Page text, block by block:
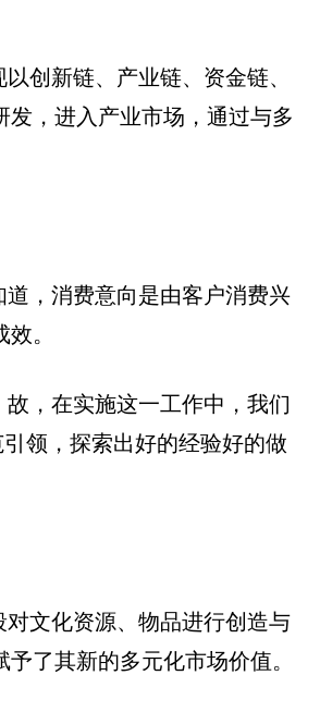
创新链、产业链、资金链、
，进入产业市场，通过与多
，消费意向是由客户消费兴
。
，在实施这一工作中，我们
领，探索出好的经验好的做
文化资源、物品进行创造与
了其新的多元化市场价值。‌